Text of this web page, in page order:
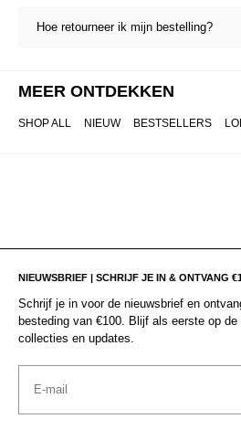
Hoe retourneer ik mijn bestelling?
MEER ONTDEKKEN
SHOP ALL NIEUW BESTSELLERS
NIEUWSBRIEF | SCHRIJF JE IN & ONTVANG
Schrijf je in voor de nieuwsbrief en
besteding van €100. Blijf als eerste op
collecties en updates.
Email